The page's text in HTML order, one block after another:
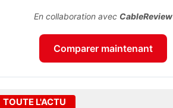
En collaboration avec CableReview
Comparer maintenant
TOUTE L'ACTU